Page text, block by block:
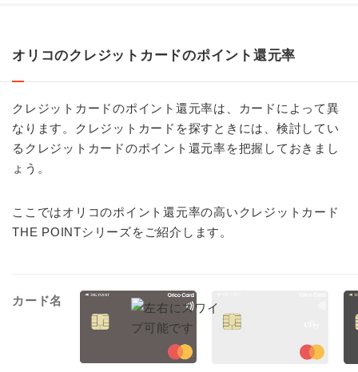
オリコのクレジットカードのポイント還元率
クレジットカードのポイント還元率は、カードによって異
なります。クレジットカードを探すときには、検討してい
るクレジットカードのポイント還元率を把握しておきまし
ょう。
ここではオリコのポイント還元率の高いクレジットカード
THE POINTシリーズをご紹介します。
カード名